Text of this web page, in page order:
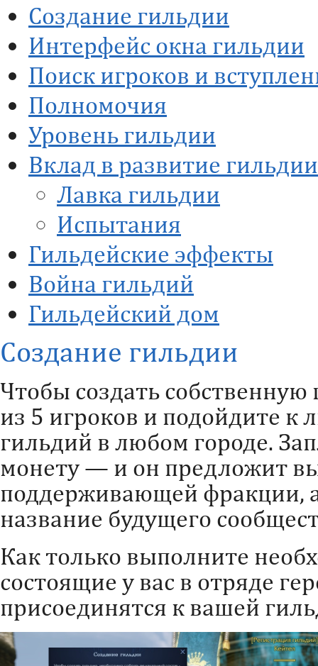
Создание гильдии
Интерфейс окна гильдии
Поиск игроков и
Полномочия
Уровень гильдии
Вклад в развитие гильдии
Лавка гильдии
Испытания
Гильдейские эффекты
Война гильдий
Гильдейский дом
Создание гильдии
Чтобы создать
из 5 игроков и подойдите к
гильдий в любом городе.
монету — и он предложит
поддерживающей фракции,
название будущего
Как только выполните
состоящие у вас в отряде
присоединятся к вашей